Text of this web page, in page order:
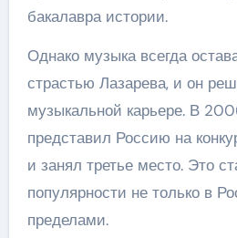
бакалавра истории.
Однако музыка всегда
страстью Лазарева, и он
музыкальной карьере. В
представил Россию на
и занял третье место. Это
популярности не только в
пределами.